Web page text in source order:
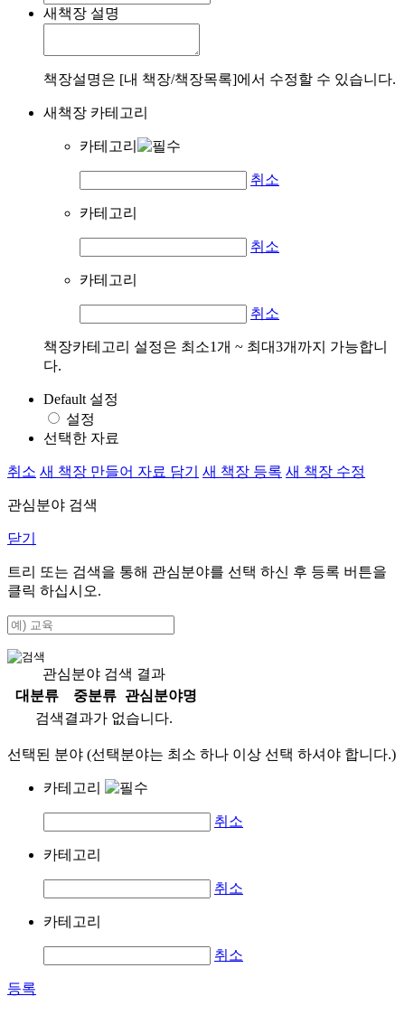
새책장 설명
책장설명은 [내 책장/책장목록]에서 수정할 수 있습니다.
새책장 카테고리
카테고리
취소
카테고리
취소
카테고리
취소
책장카테고리 설정은 최소1개 ~ 최대3개까지 가능합니
다.
Default 설정
설정
선택한 자료
취소 새 책장 만들어 자료 담기 새 책장 등록 새 책장 수정
관심분야 검색
닫기
트리 또는 검색을 통해 관심분야를 선택 하신 후 등록 버튼을
클릭 하십시오.
관심분야 검색 결과
대분류
중분류
관심분야명
검색결과가 없습니다.
선택된 분야 (선택분야는 최소 하나 이상 선택 하셔야 합니다.)
카테고리
취소
카테고리
취소
카테고리
취소
등록